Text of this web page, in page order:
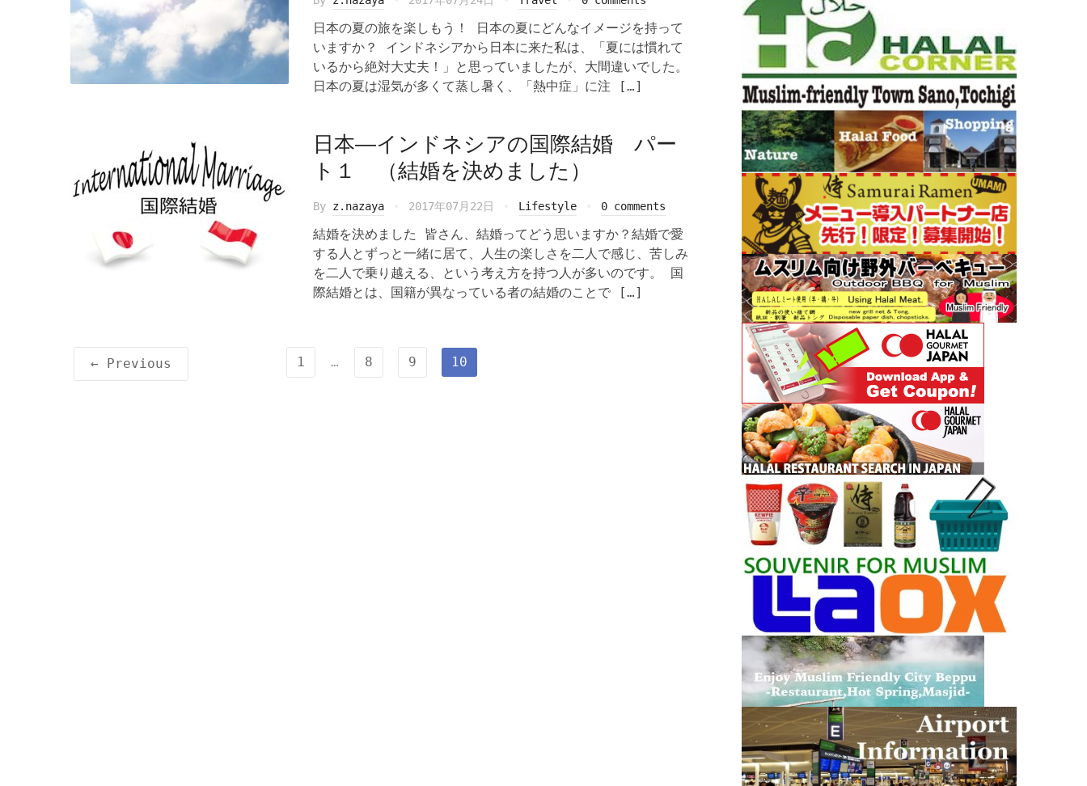
日本の夏の旅を楽しもう！ 日本の夏にどんなイメージを持って
いますか？ インドネシアから日本に来た私は、「夏には慣れて
いるから絶対大丈夫！」と思っていましたが、大間違いでした。
日本の夏は湿気が多くて蒸し暑く、「熱中症」に注 […]
日本―インドネシアの国際結婚 パー
ト１ （結婚を決めました）
By z.nazaya 2017年07月22日 Lifestyle 0 comments
結婚を決めました 皆さん、結婚ってどう思いますか？結婚で愛
する人とずっと一緒に居て、人生の楽しさを二人で感じ、苦しみ
を二人で乗り越える、という考え方を持つ人が多いのです。 国
際結婚とは、国籍が異なっている者の結婚のことで […]
← Previous 1 … 8 9 10